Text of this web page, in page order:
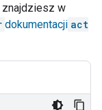
znajdziesz w
dokumentacji act